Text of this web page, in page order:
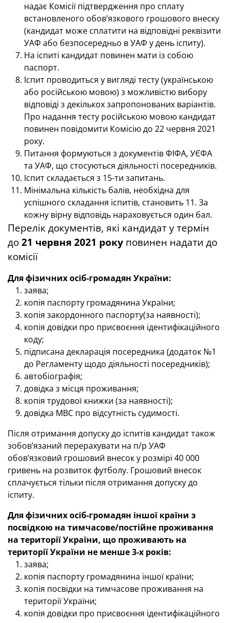
надає Комісії підтвердження про сплату
встановленого обов’язкового грошового внеску
(кандидат може сплатити на відповідні реквізити
УАФ або безпосередньо в УАФ у день іспиту).
На іспиті кандидат повинен мати із собою
паспорт.
Іспит проводиться у вигляді тесту (українською
або російською мовою) з можливістю вибору
відповіді з декількох запропонованих варіантів.
Про надання тесту російською мовою кандидат
повинен повідомити Комісію до 22 червня 2021
року.
Питання формуються з документів ФІФА, УЄФА
та УАФ, що стосуються діяльності посередників.
Іспит складається з 15-ти запитань.
Мінімальна кількість балів, необхідна для
успішного складання іспитів, становить 11. За
кожну вірну відповідь нараховується один бал.
Перелік документів, які кандидат у термін
до 21 червня 2021 року повинен надати до
комісії
Для фізичних осіб-громадян України:
заява;
копія паспорту громадянина України;
копія закордонного паспорту(за наявності);
копія довідки про присвоєння ідентифікаційного
коду;
підписана декларація посередника (додаток №1
до Регламенту щодо діяльності посередників);
автобіографія;
довідка з місця проживання;
копія трудової книжки (за наявності);
довідка МВС про відсутність судимості.
Після отримання допуску до іспитів кандидат також
зобов’язаний перерахувати на п/р УАФ
обов’язковий грошовий внесок у розмірі 40 000
гривень на розвиток футболу. Грошовий внесок
сплачується тільки після отримання допуску до
іспиту.
Для фізичних осіб-громадян іншої країни з
посвідкою на тимчасове/постійне проживання
на території України, що проживають на
території України не менше 3-х років:
заява;
копія паспорту громадянина іншої країни;
копія посвідки на тимчасове проживання на
території України;
копія довідки про присвоєння ідентифікаційного